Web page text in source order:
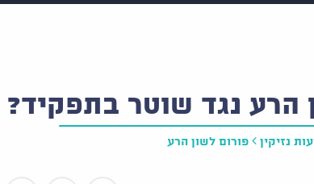
הרע נגד שוטר בתפקיד?
נזיקין פורום לשון הרע